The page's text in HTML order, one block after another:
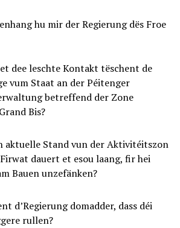
hu mir der Regierung dës Froe
dee leschte Kontakt tëschent de
vum Staat an der Péitenger
betreffend der Zone
Bis?
aktuelle Stand vun der Aktivitéitszon
dauert et esou laang, fir hei
Bauen unzefänken?
d’Regierung domadder, dass déi
rullen?